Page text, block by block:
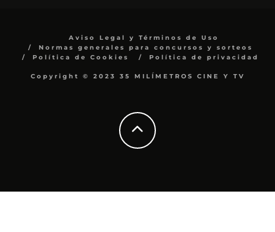
Aviso Legal y Términos de Uso
Normas generales para concursos y sorteos
Política de Cookies
Política de privacidad
Copyright © 2023 35 MILÍMETROS CINE Y TV